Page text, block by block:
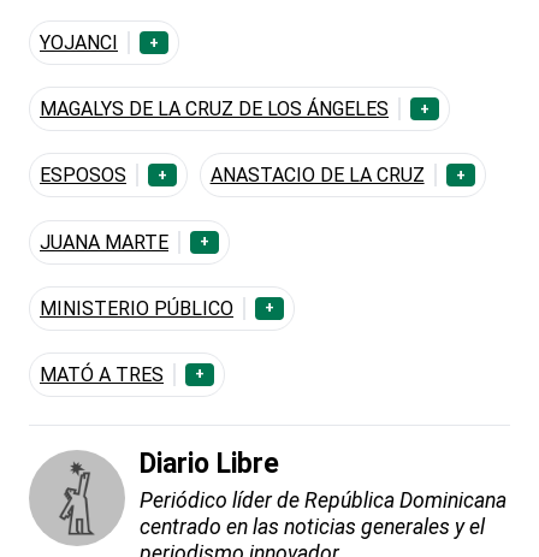
YOJANCI +
MAGALYS DE LA CRUZ DE LOS ÁNGELES +
ESPOSOS + ANASTACIO DE LA CRUZ +
JUANA MARTE +
MINISTERIO PÚBLICO +
MATÓ A TRES +
Diario Libre
Periódico líder de República Dominicana
centrado en las noticias generales y el